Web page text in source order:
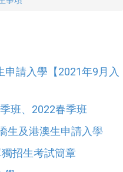
請入學【2021年9月入
班、2022春季班
生及港澳生申請入學
招生考試簡章